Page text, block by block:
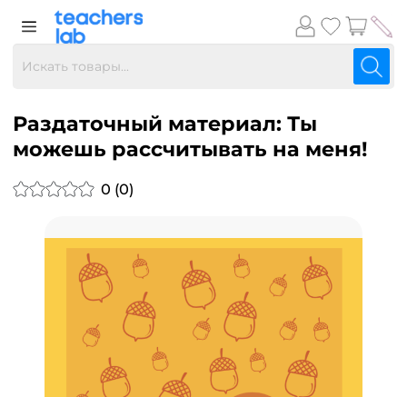
​Раздаточный материал: Ты
можешь рассчитывать на меня!
0 (0)